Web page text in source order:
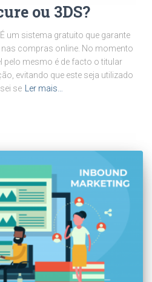
ou 3DS?
um sistema gratuito que garante
compras online. No momento
pelo mesmo é de facto o titular
evitando que este seja utilizado
se Ler mais…